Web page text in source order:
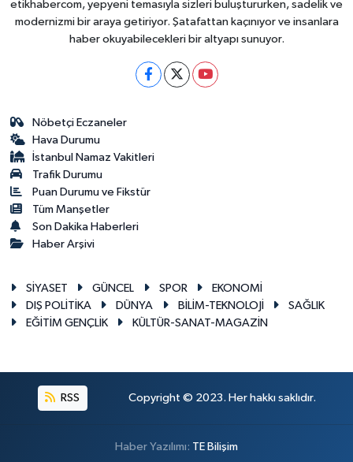
etikhabercom, yepyeni temasıyla sizleri buluştururken, sadelik ve
modernizmi bir araya getiriyor. Şatafattan kaçınıyor ve insanlara
haber okuyabilecekleri bir altyapı sunuyor.
Nöbetçi Eczaneler
Hava Durumu
İstanbul Namaz Vakitleri
Trafik Durumu
Puan Durumu ve Fikstür
Tüm Manşetler
Son Dakika Haberleri
Haber Arşivi
SİYASET GÜNCEL SPOR
EKONOMİ
DIŞ POLİTİKA
DÜNYA BİLİM-TEKNOLOJİ
SAĞLIK
EĞİTİM GENÇLİK
KÜLTÜR-SANAT-MAGAZİN
RSS Copyright © 2023. Her hakkı saklıdır.
Haber Yazılımı: TE Bilişim